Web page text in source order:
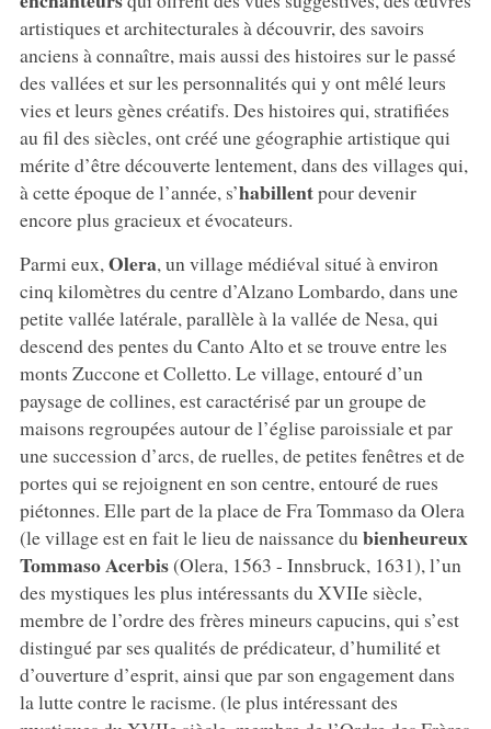
artistiques et architecturales à découvrir, des savoirs
anciens à connaître, mais aussi des histoires sur le passé
des vallées et sur les personnalités qui y ont mêlé leurs
vies et leurs gènes créatifs. Des histoires qui, stratifiées
au fil des siècles, ont créé une géographie artistique qui
mérite d’être découverte lentement, dans des villages qui,
à cette époque de l’année, s’habillentpour devenir
encore plus gracieux et évocateurs.
Parmi eux,Olera, un village médiéval situé à environ
cinq kilomètres du centre d’Alzano Lombardo, dans une
petite vallée latérale, parallèle à la vallée de Nesa, qui
descend des pentes du Canto Alto et se trouve entre les
monts Zuccone et Colletto. Le village, entouré d’un
paysage de collines, est caractérisé par un groupe de
maisons regroupées autour de l’église paroissiale et par
une succession d’arcs, de ruelles, de petites fenêtres et de
portes qui se rejoignent en son centre, entouré de rues
piétonnes. Elle part de la place de Fra Tommaso da Olera
(le village est en fait le lieu de naissance du bienheureux
Tommaso Acerbis(Olera, 1563 - Innsbruck, 1631), l’un
des mystiques les plus intéressants du XVIIe siècle,
membre de l’ordre des frères mineurs capucins, qui s’est
distingué par ses qualités de prédicateur, d’humilité et
d’ouverture d’esprit, ainsi que par son engagement dans
la lutte contre le racisme. (le plus intéressant des